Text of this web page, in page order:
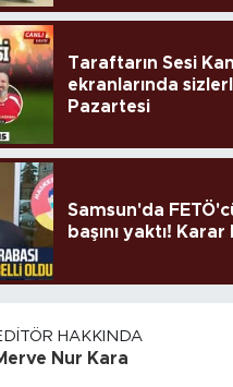
Taraftarın Sesi
ekranlarında
Pazartesi
Samsun'da
başını yaktı!
HAKKINDA
Nur Kara